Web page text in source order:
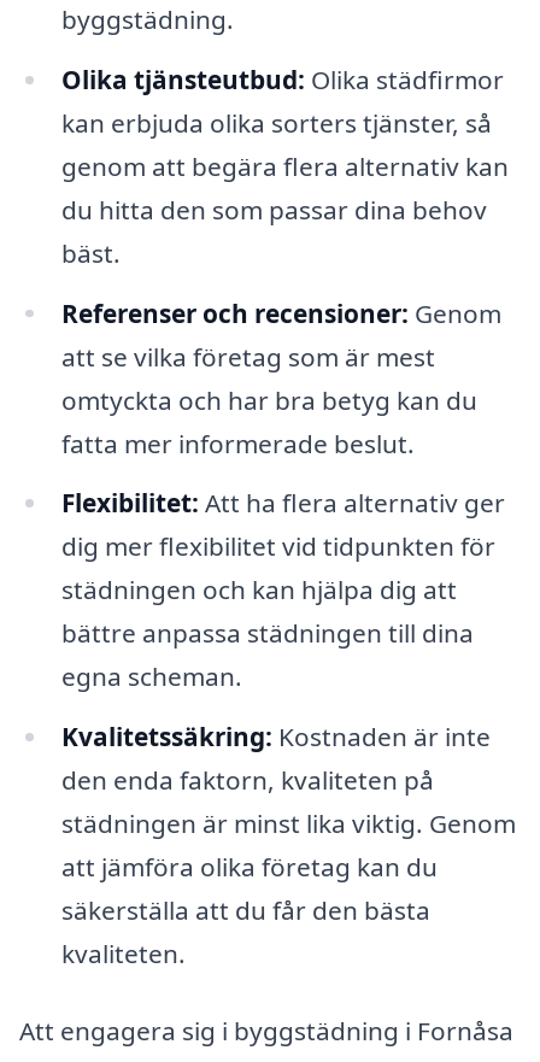
byggstädning.
Olika tjänsteutbud: Olika städfirmor
kan erbjuda olika sorters tjänster, så
genom att begära flera alternativ kan
du hitta den som passar dina behov
bäst.
Referenser och recensioner: Genom
att se vilka företag som är mest
omtyckta och har bra betyg kan du
fatta mer informerade beslut.
Flexibilitet: Att ha flera alternativ ger
dig mer flexibilitet vid tidpunkten för
städningen och kan hjälpa dig att
bättre anpassa städningen till dina
egna scheman.
Kvalitetssäkring: Kostnaden är inte
den enda faktorn, kvaliteten på
städningen är minst lika viktig. Genom
att jämföra olika företag kan du
säkerställa att du får den bästa
kvaliteten.
Att engagera sig i byggstädning i Fornåsa